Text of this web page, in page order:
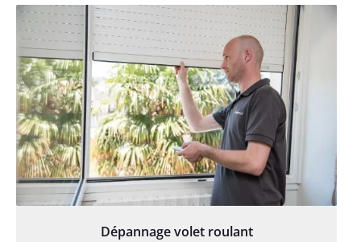
Dépannage volet roulant